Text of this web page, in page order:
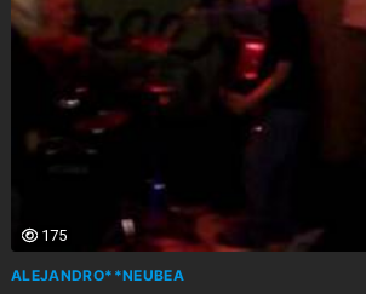
175
ALEJANDRO**NEUBEA